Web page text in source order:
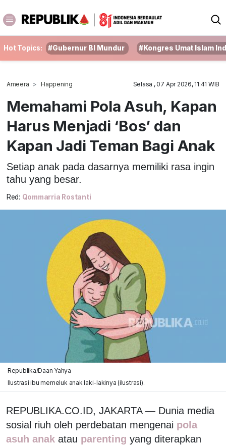
Hot Topics: #Gubernur BI Mundur #Kongres Umat Islam
Ameera Happening Selasa , 07 Apr 2026, 11:41 WIB
Memahami Pola Asuh, Kapan
Harus Menjadi ‘Bos’ dan
Kapan Jadi Teman Bagi Anak
Setiap anak pada dasarnya memiliki rasa ingin
tahu yang besar.
Red: Qommarria Rostanti
Republika/Daan Yahya
Ilustrasi ibu memeluk anak laki-lakinya (ilustrasi).
REPUBLIKA.CO.ID, JAKARTA — Dunia media
sosial riuh oleh perdebatan mengenai pola
asuh anak atau parenting yang diterapkan